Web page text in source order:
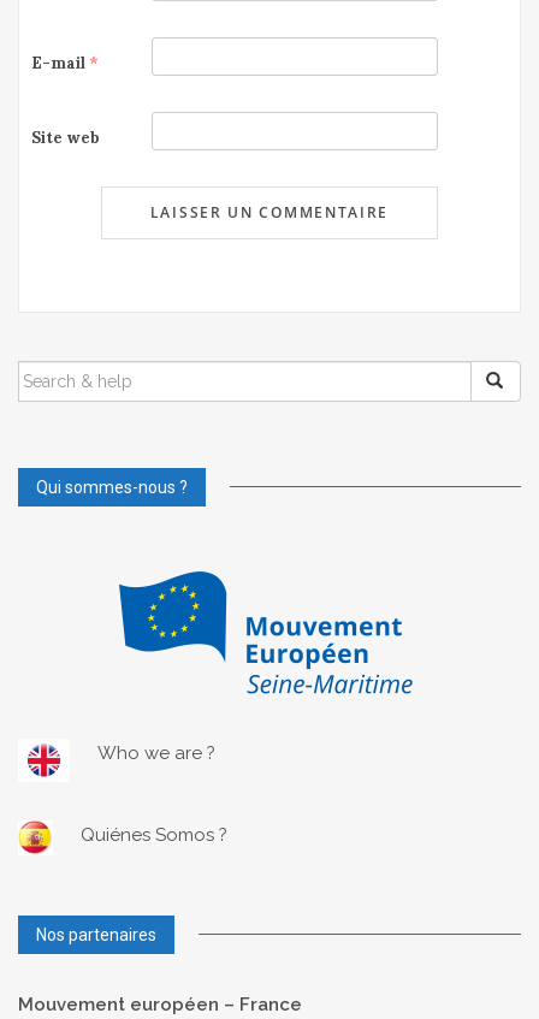
E-mail *
Site web
SEARCH
FOR:
Qui sommes-nous ?
Who we are ?
Quiénes Somos ?
Nos partenaires
Mouvement européen – France